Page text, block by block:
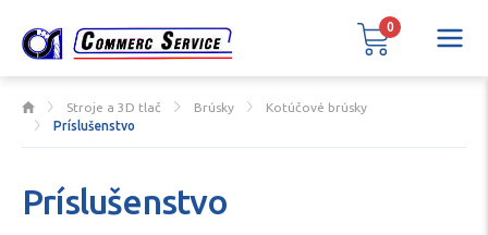
Stroje a 3D tlač Brúsky
Kotúčové brúsky
Príslušenstvo
Príslušenstvo
0